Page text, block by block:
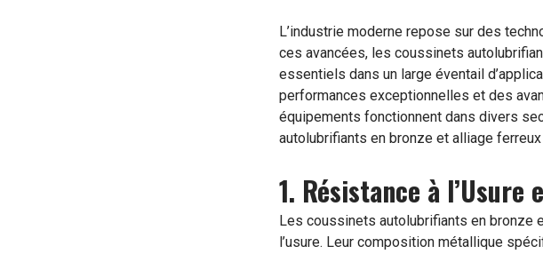
L’industrie moderne repose sur des
ces avancées, les coussinets
essentiels dans un large éventail
performances exceptionnelles et des
équipements fonctionnent dans divers
autolubrifiants en bronze et alliage
1. Résistance à
Les coussinets autolubrifiants en bronze
l’usure. Leur composition métallique